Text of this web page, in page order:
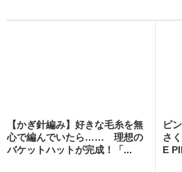
【かぎ針編み】好きな毛糸を無
心で編んでいたら…… 理想の
バケットハットが完成！「...
ピ
さ
E